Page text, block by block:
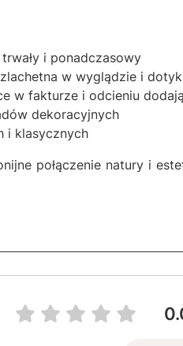
i ponadczasowy
w wyglądzie i
w fakturze i odcieniu
dekoracyjnych
i klasycznych
połączenie natury i